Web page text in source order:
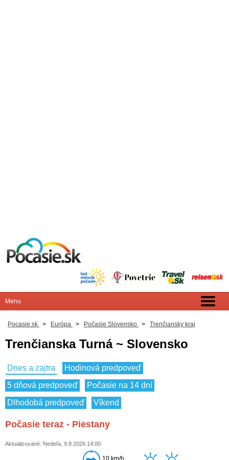
Pocasie.sk > Európa > Počasie Slovensko > Trenčiansky kraj
Trenčianska Turná ~ Slovensko
Dnes a zajtra
Hodinová predpoveď
5 dňová predpoveď
Počasie na 14 dní
Dlhodobá predpoveď
Víkend
Počasie teraz - Piestany
Aktualizované: Nedeľa, 9.8.2026 14:00
10 km/h